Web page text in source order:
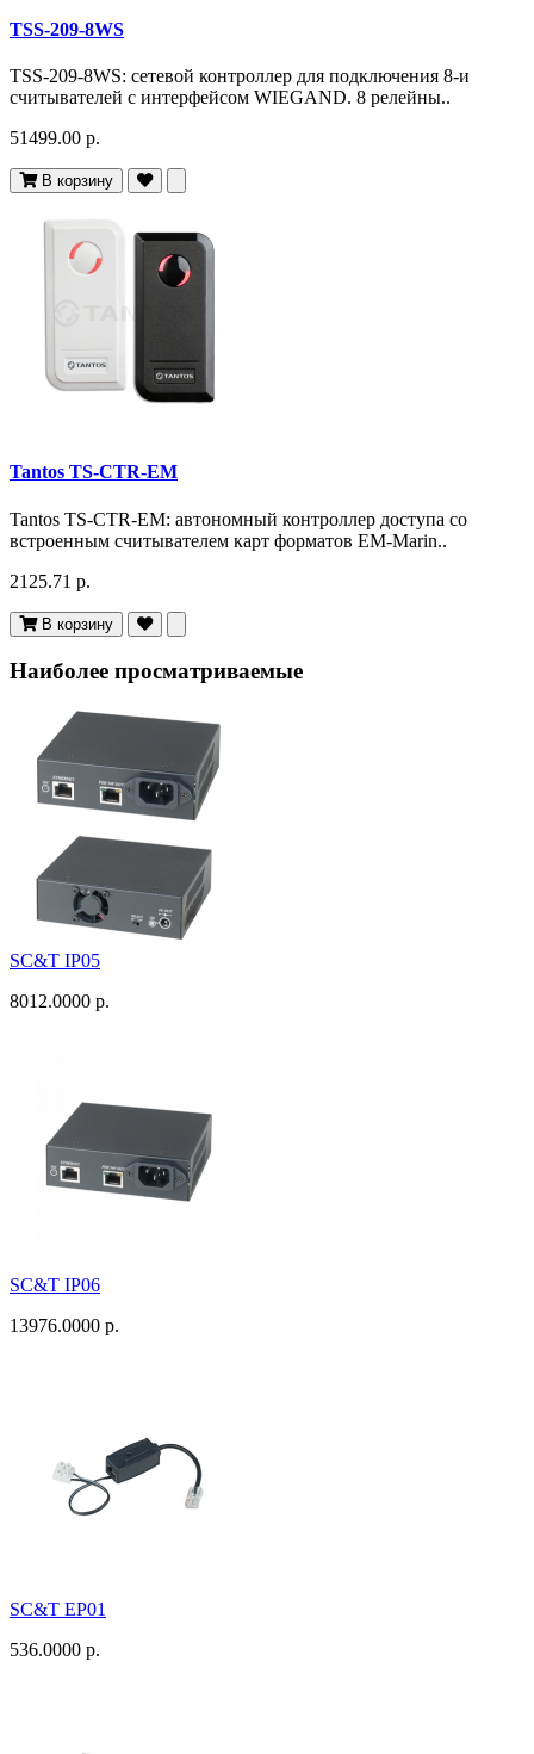
TSS-209-8WS
TSS-209-8WS: сетевой контроллер для подключения 8-и
считывателей с интерфейсом WIEGAND. 8 релейны..
51499.00 р.
В корзину
Tantos TS-CTR-EM
Tantos TS-CTR-EM: автономный контроллер доступа со
встроенным считывателем карт форматов EM-Marin..
2125.71 р.
В корзину
Наиболее просматриваемые
SC&T IP05
8012.0000 р.
SC&T IP06
13976.0000 р.
SC&T EP01
536.0000 р.